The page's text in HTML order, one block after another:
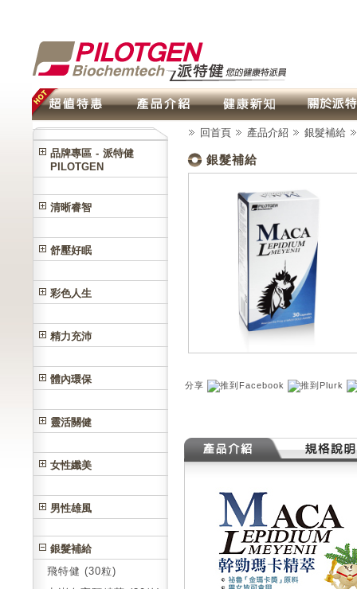
品牌專區 - 派特健
PILOTGEN
清晰睿智
舒壓好眠
彩色人生
精力充沛
體內環保
靈活關健
女性纖美
男性雄風
銀髮補給
飛特健 (30粒)
回首頁 產品介紹 銀髮補給
銀髮補給
分享